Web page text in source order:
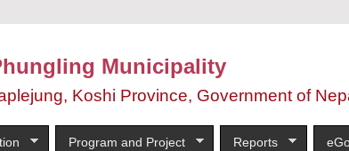
Municipality
Koshi Province, Government of
Program and Project Reports